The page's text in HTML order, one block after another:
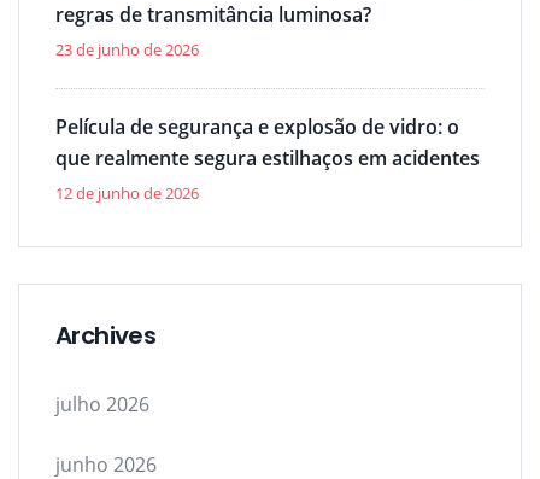
regras de transmitância luminosa?
23 de junho de 2026
Película de segurança e explosão de vidro: o
que realmente segura estilhaços em acidentes
12 de junho de 2026
Archives
julho 2026
junho 2026